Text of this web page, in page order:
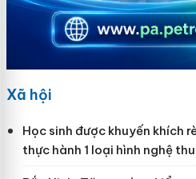
Xã hội
Học sinh được khuyến khích
thực hành 1 loại hình nghệ